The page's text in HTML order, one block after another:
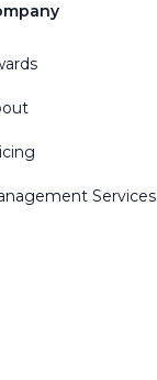
Services